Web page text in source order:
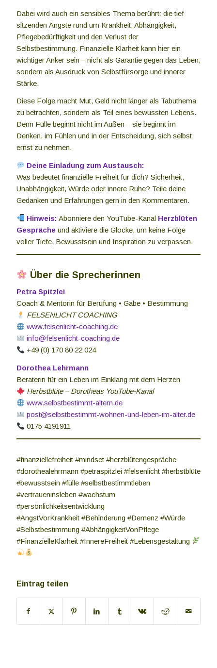
Dabei wird auch ein sensibles Thema berührt: die tief
sitzenden Ängste rund um Krankheit, Abhängigkeit,
Pflegebedürftigkeit und den Verlust der
Selbstbestimmung. Finanzielle Klarheit kann hier ein
wichtiger Anker sein – nicht als Garantie gegen das Leben,
sondern als Ausdruck von Selbstfürsorge und innerer
Stärke.
Diese Folge macht Mut, Geld nicht länger als Tabuthema
zu betrachten, sondern als Teil eines bewussten Lebens.
Denn Fülle beginnt nicht im Außen – sie beginnt im
Denken, im Fühlen und in der Entscheidung, sich selbst
ernst zu nehmen.
Deine Einladung zum Austausch:
Was bedeutet finanzielle Freiheit für dich? Sicherheit,
Unabhängigkeit, Würde oder innere Ruhe? Teile deine
Gedanken und Erfahrungen gern in den Kommentaren.
Hinweis: Abonniere den YouTube-Kanal Herzblüten
Gespräche und aktiviere die Glocke, um keine Folge
voller Tiefe, Bewusstsein und Inspiration zu verpassen.
Über die Sprecherinnen
Petra Spitzlei
Coach & Mentorin für Berufung • Gabe • Bestimmung
FELSENLICHT COACHING
www.felsenlicht-coaching.de
info@felsenlicht-coaching.de
+49 (0) 170 80 22 024
Dorothea Lehrmann
Beraterin für ein Leben im Einklang mit dem Herzen
Herbstblüte – Dorotheas YouTube-Kanal
www.selbstbestimmt-altern.de
post@selbstbestimmt-wohnen-und-leben-im-alter.de
0175 4191911
#finanziellefreiheit #mindset #herzblütengespräche
#dorothealehrmann #petraspitzlei #felsenlicht #herbstblüte
#bewusstsein #fülle #selbstbestimmtleben
#vertraueninsleben #wachstum
#persönlichkeitsentwicklung
#AngstVorKrankheit #Behinderung #Demenz #Würde
#Selbstbestimmung #AbhängigkeitVonPflege
#FinanzielleKlarheit #InnereFreiheit #Lebensgestaltung
Eintrag teilen